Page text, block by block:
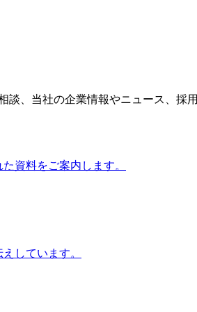
、当社の企業情報やニュース、採
資料をご案内します。
しています。